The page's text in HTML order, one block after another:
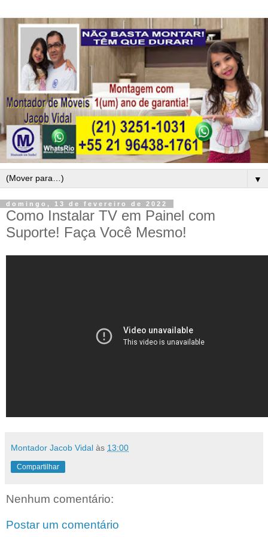
▼
domingo, 13 de fevereiro de 2022
Como Instalar TV em Painel com
Suporte! Faça Você Mesmo!
Montador Jacob Vidal às 13:00
Compartilhar
Nenhum comentário:
Postar um comentário